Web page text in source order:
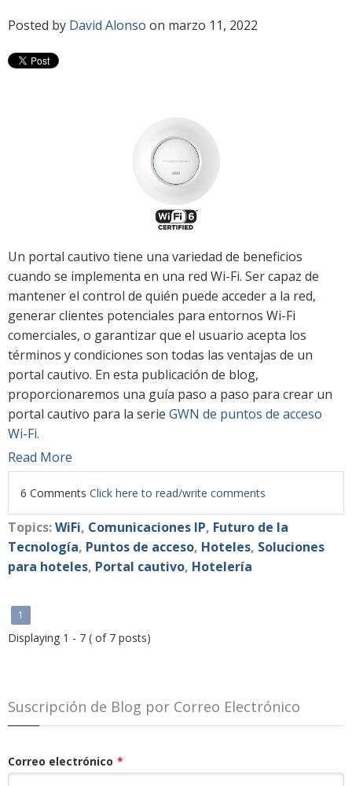
Posted by David Alonso on marzo 11, 2022
Un portal cautivo tiene una variedad de beneficios
cuando se implementa en una red Wi-Fi. Ser capaz de
mantener el control de quién puede acceder a la red,
generar clientes potenciales para entornos Wi-Fi
comerciales, o garantizar que el usuario acepta los
términos y condiciones son todas las ventajas de un
portal cautivo. En esta publicación de blog,
proporcionaremos una guía paso a paso para crear un
portal cautivo para la serie GWN de puntos de acceso
Wi-Fi.
Read More
6 Comments Click here to read/write comments
Topics:WiFi, Comunicaciones IP, Futuro de la
Tecnología, Puntos de acceso, Hoteles, Soluciones
para hoteles, Portal cautivo, Hotelería
1
Displaying 1 - 7 ( of 7 posts)
Suscripción de Blog por Correo Electrónico
Correo electrónico *